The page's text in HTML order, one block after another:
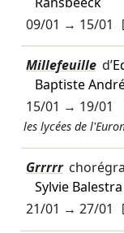
09/01 → 15/01
Millefeuille d’
Baptiste
15/01 → 19/01
les lycées de
Grrrrr
Sylvie Balestra
21/01 → 27/01